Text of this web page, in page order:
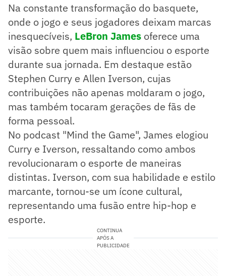
Na constante transformação do basquete,
onde o jogo e seus jogadores deixam marcas
inesquecíveis, LeBron James oferece uma
visão sobre quem mais influenciou o esporte
durante sua jornada. Em destaque estão
Stephen Curry e Allen Iverson, cujas
contribuições não apenas moldaram o jogo,
mas também tocaram gerações de fãs de
forma pessoal.
No podcast "Mind the Game", James elogiou
Curry e Iverson, ressaltando como ambos
revolucionaram o esporte de maneiras
distintas. Iverson, com sua habilidade e estilo
marcante, tornou-se um ícone cultural,
representando uma fusão entre hip-hop e
esporte.
CONTINUA
APÓS A
PUBLICIDADE